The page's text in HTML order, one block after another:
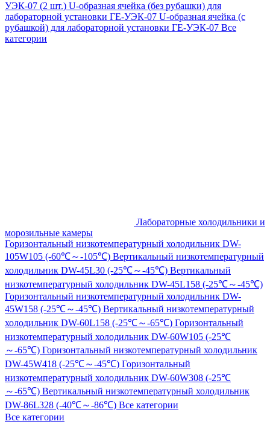
УЭК-07 (2 шт.) U-образная ячейка (без рубашки) для
лабораторной установки ГЕ-УЭК-07 U-образная ячейка (с
рубашкой) для лабораторной установки ГЕ-УЭК-07 Все
категории
Лабораторные холодильники и
морозильные камеры
Горизонтальный низкотемпературный холодильник DW-
105W105 (-60℃～-105℃) Вертикальный низкотемпературный
холодильник DW-45L30 (-25℃～-45℃) Вертикальный
низкотемпературный холодильник DW-45L158 (-25℃～-45℃)
Горизонтальный низкотемпературный холодильник DW-
45W158 (-25℃～-45℃) Вертикальный низкотемпературный
холодильник DW-60L158 (-25℃～-65℃) Горизонтальный
низкотемпературный холодильник DW-60W105 (-25℃
～-65℃) Горизонтальный низкотемпературный холодильник
DW-45W418 (-25℃～-45℃) Горизонтальный
низкотемпературный холодильник DW-60W308 (-25℃
～-65℃) Вертикальный низкотемпературный холодильник
DW-86L328 (-40℃～-86℃) Все категории
Все категории